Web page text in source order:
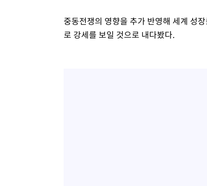
중동전쟁의 영향을 추가 반영해 세계 성
로 강세를 보일 것으로 내다봤다.